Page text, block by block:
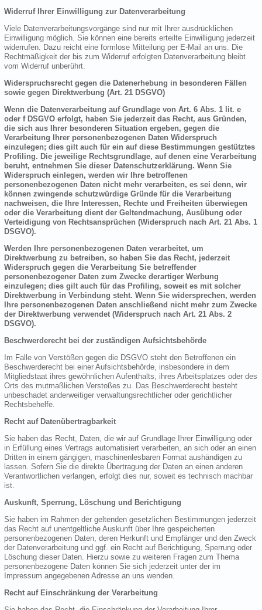
Widerruf Ihrer Einwilligung zur Datenverarbeitung
Viele Datenverarbeitungsvorgänge sind nur mit Ihrer ausdrücklichen
Einwilligung möglich. Sie können eine bereits erteilte Einwilligung jederzeit
widerrufen. Dazu reicht eine formlose Mitteilung per E-Mail an uns. Die
Rechtmäßigkeit der bis zum Widerruf erfolgten Datenverarbeitung bleibt
vom Widerruf unberührt.
Widerspruchsrecht gegen die Datenerhebung in besonderen Fällen
sowie gegen Direktwerbung (Art. 21 DSGVO)
Wenn die Datenverarbeitung auf Grundlage von Art. 6 Abs. 1 lit. e
oder f DSGVO erfolgt, haben Sie jederzeit das Recht, aus Gründen,
die sich aus Ihrer besonderen Situation ergeben, gegen die
Verarbeitung Ihrer personenbezogenen Daten Widerspruch
einzulegen; dies gilt auch für ein auf diese Bestimmungen gestütztes
Profiling. Die jeweilige Rechtsgrundlage, auf denen eine Verarbeitung
beruht, entnehmen Sie dieser Datenschutzerklärung. Wenn Sie
Widerspruch einlegen, werden wir Ihre betroffenen
personenbezogenen Daten nicht mehr verarbeiten, es sei denn, wir
können zwingende schutzwürdige Gründe für die Verarbeitung
nachweisen, die Ihre Interessen, Rechte und Freiheiten überwiegen
oder die Verarbeitung dient der Geltendmachung, Ausübung oder
Verteidigung von Rechtsansprüchen (Widerspruch nach Art. 21 Abs. 1
DSGVO).
Werden Ihre personenbezogenen Daten verarbeitet, um
Direktwerbung zu betreiben, so haben Sie das Recht, jederzeit
Widerspruch gegen die Verarbeitung Sie betreffender
personenbezogener Daten zum Zwecke derartiger Werbung
einzulegen; dies gilt auch für das Profiling, soweit es mit solcher
Direktwerbung in Verbindung steht. Wenn Sie widersprechen, werden
Ihre personenbezogenen Daten anschließend nicht mehr zum Zwecke
der Direktwerbung verwendet (Widerspruch nach Art. 21 Abs. 2
DSGVO).
Beschwerderecht bei der zuständigen Aufsichtsbehörde
Im Falle von Verstößen gegen die DSGVO steht den Betroffenen ein
Beschwerderecht bei einer Aufsichtsbehörde, insbesondere in dem
Mitgliedstaat ihres gewöhnlichen Aufenthalts, ihres Arbeitsplatzes oder des
Orts des mutmaßlichen Verstoßes zu. Das Beschwerderecht besteht
unbeschadet anderweitiger verwaltungsrechtlicher oder gerichtlicher
Rechtsbehelfe.
Recht auf Datenübertragbarkeit
Sie haben das Recht, Daten, die wir auf Grundlage Ihrer Einwilligung oder
in Erfüllung eines Vertrags automatisiert verarbeiten, an sich oder an einen
Dritten in einem gängigen, maschinenlesbaren Format aushändigen zu
lassen. Sofern Sie die direkte Übertragung der Daten an einen anderen
Verantwortlichen verlangen, erfolgt dies nur, soweit es technisch machbar
ist.
Auskunft, Sperrung, Löschung und Berichtigung
Sie haben im Rahmen der geltenden gesetzlichen Bestimmungen jederzeit
das Recht auf unentgeltliche Auskunft über Ihre gespeicherten
personenbezogenen Daten, deren Herkunft und Empfänger und den Zweck
der Datenverarbeitung und ggf. ein Recht auf Berichtigung, Sperrung oder
Löschung dieser Daten. Hierzu sowie zu weiteren Fragen zum Thema
personenbezogene Daten können Sie sich jederzeit unter der im
Impressum angegebenen Adresse an uns wenden.
Recht auf Einschränkung der Verarbeitung